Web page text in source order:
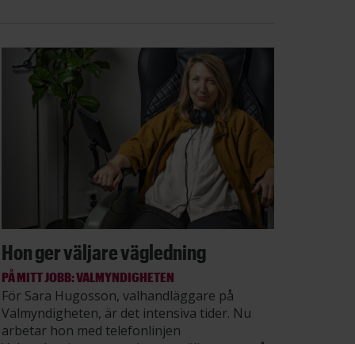
Hon ger väljare vägledning
PÅ MITT JOBB: VALMYNDIGHETEN
För Sara Hugosson, valhandläggare på
Valmyndigheten, är det intensiva tider. Nu
arbetar hon med telefonlinjen